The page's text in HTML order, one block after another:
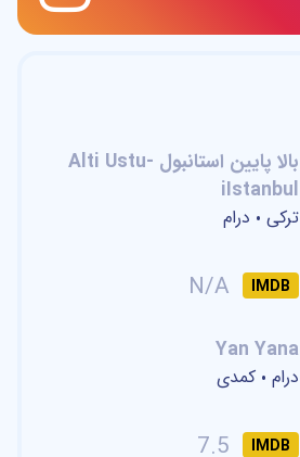
بالا پایین استانبول -Alti Ustu
iIstanbul
ترکی • درام
IMDB
N/A
Yan Yana
درام • کمدی
IMDB
7.5